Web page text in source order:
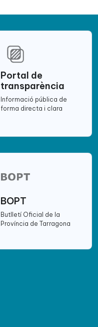
Portal de
transparència
Informació pública de
forma directa i clara
BOPT
Butlletí Oficial de la
Província de Tarragona